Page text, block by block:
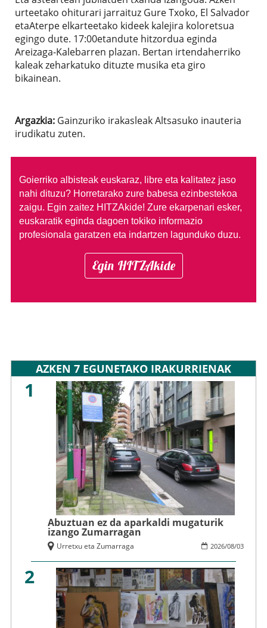
urteetako ohiturari jarraituz Gure Txoko, El Salvador
etaAterpe elkarteetako kideek kalejira koloretsua
egingo dute. 17:00etandute hitzordua eginda
Areizaga-Kalebarren plazan. Bertan irtendaherriko
kaleak zeharkatuko dituzte musika eta giro
bikainean.
Argazkia: Gainzuriko irakasleak Altsasuko inauteria
irudikatu zuten.
Goierriko albisteak euskaraz, libre eta kalitatez jaso
nahi dituzu? Horretarako zure babesa ezinbestekoa
zaigu. Egin zaitez HITZAkide! Zure ekarpenari esker,
euskaratik eginda dagoen tokiko informazio
profesionala garatzen eta indartzen lagunduko duzu.
Egin HITZAkide
AZKEN 7 EGUNETAKO IRAKURRIENAK
1
Abuztuan ez da aparkaldi mugaturik
izango Zumarragan
2026/08/03
Urretxu eta Zumarraga
2